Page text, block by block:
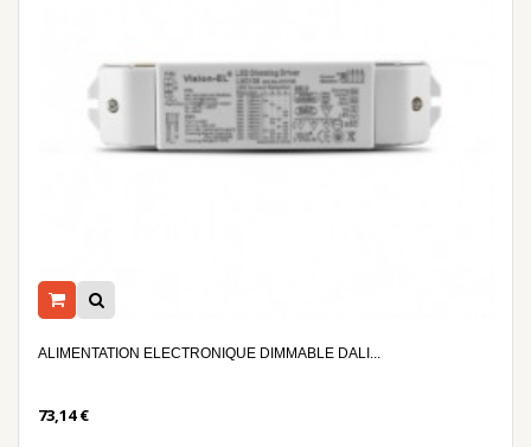
ALIMENTATION ELECTRONIQUE DIMMABLE DALI...
73,14 €